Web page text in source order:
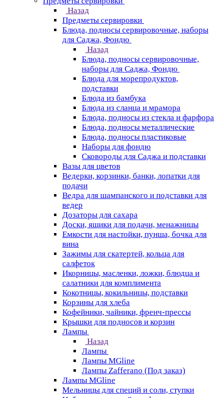
Назад
Предметы сервировки
Блюда, подносы сервировочные, наборы
для Саджа, Фондю
Назад
Блюда, подносы сервировочные,
наборы для Саджа, Фондю
Блюда для морепродуктов,
подставки
Блюда из бамбука
Блюда из сланца и мрамора
Блюда, подносы из стекла и фарфора
Блюда, подносы металлические
Блюда, подносы пластиковые
Наборы для фондю
Сковороды для Саджа и подставки
Вазы для цветов
Ведерки, корзинки, банки, лопатки для
подачи
Ведра для шампанского и подставки для
ведер
Дозаторы для сахара
Доски, ящики для подачи, менажницы
Емкости для настойки, пунша, бочка для
вина
Зажимы для скатертей, кольца для
салфеток
Икорницы, масленки, ложки, блюдца и
салатники для комплимента
Кокотницы, кокильницы, подставки
Корзины для хлеба
Кофейники, чайники, френч-прессы
Крышки для подносов и корзин
Лампы
Назад
Лампы
Лампы MGline
Лампы Zafferano (Под заказ)
Лампы MGline
Мельницы для специй и соли, ступки